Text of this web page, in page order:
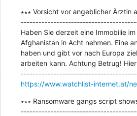
∗∗∗ Vorsicht vor angeblicher Ärztin
Haben Sie derzeit eine Immobilie
Afghanistan in Acht nehmen. Eine
haben und gibt vor nach Europa
arbeiten kann. Achtung Betrug!
https://www.watchlist-internet.at/
∗∗∗ Ransomware gangs script